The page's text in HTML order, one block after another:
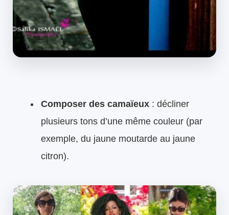
Composer des camaïeux : décliner
plusieurs tons d’une même couleur (par
exemple, du jaune moutarde au jaune
citron).